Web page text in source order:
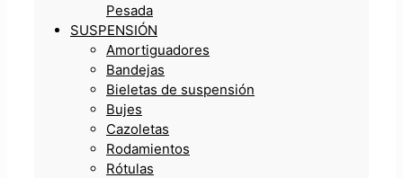
Pesada
SUSPENSIÓN
Amortiguadores
Bandejas
Bieletas de suspensión
Bujes
Cazoletas
Rodamientos
Rótulas